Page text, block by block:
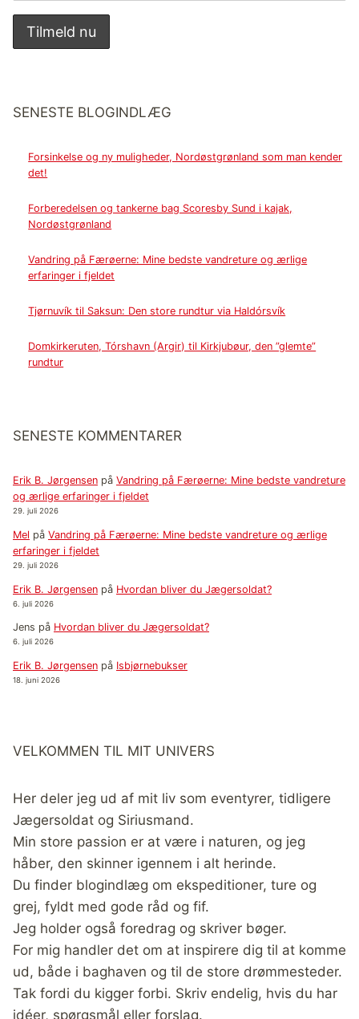
SENESTE BLOGINDLÆG
Forsinkelse og ny muligheder, Nordøstgrønland som man kender
det!
Forberedelsen og tankerne bag Scoresby Sund i kajak,
Nordøstgrønland
Vandring på Færøerne: Mine bedste vandreture og ærlige
erfaringer i fjeldet
Tjørnuvík til Saksun: Den store rundtur via Haldórsvík
Domkirkeruten, Tórshavn (Argir) til Kirkjubøur, den ”glemte”
rundtur
SENESTE KOMMENTARER
Erik B. Jørgensen på Vandring på Færøerne: Mine bedste vandreture
og ærlige erfaringer i fjeldet
29. juli 2026
Mel på Vandring på Færøerne: Mine bedste vandreture og ærlige
erfaringer i fjeldet
29. juli 2026
Erik B. Jørgensen på Hvordan bliver du Jægersoldat?
6. juli 2026
Jens på Hvordan bliver du Jægersoldat?
6. juli 2026
Erik B. Jørgensen på Isbjørnebukser
18. juni 2026
VELKOMMEN TIL MIT UNIVERS
Her deler jeg ud af mit liv som eventyrer, tidligere
Jægersoldat og Siriusmand.
Min store passion er at være i naturen, og jeg
håber, den skinner igennem i alt herinde.
Du finder blogindlæg om ekspeditioner, ture og
grej, fyldt med gode råd og fif.
Jeg holder også foredrag og skriver bøger.
For mig handler det om at inspirere dig til at komme
ud, både i baghaven og til de store drømmesteder.
Tak fordi du kigger forbi. Skriv endelig, hvis du har
idéer, spørgsmål eller forslag.